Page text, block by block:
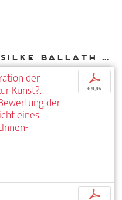
Weitere Texte von Silke Ballath bei DIAPHANES
der
Kunst?.
der
eines
p
€ 9,95
p